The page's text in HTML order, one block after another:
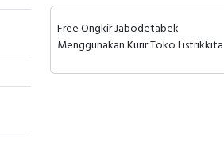
Free Ongkir Jabodetabek
Menggunakan Kurir Toko Listrikkita